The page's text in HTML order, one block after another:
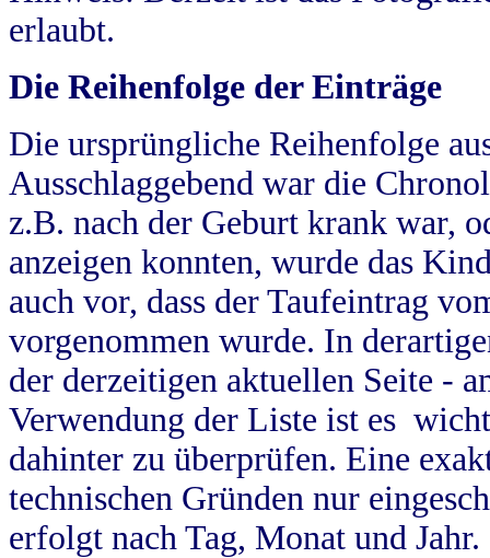
erlaubt.
Die Reihenfolge der Einträge
Die ursprüngliche Reihenfolge
Ausschlaggebend war die
z.B. nach der Geburt krank war,
anzeigen konnten, wurde das
auch vor, dass der Taufeintrag
vorgenommen wurde. In
der derzeitigen aktuellen Seite -
Verwendung der Liste ist es
dahinter zu überprüfen. Eine
technischen Gründen nur
erfolgt nach Tag, Monat und Jahr.